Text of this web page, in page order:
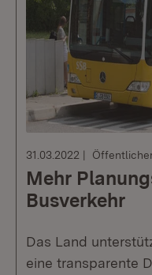
31.03.2022
Mehr
Busverkehr
Das Land
eine transparente